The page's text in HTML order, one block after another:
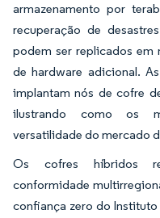
armazenamento por
recuperação de
podem ser replicados em
de hardware adicional.
implantam nós de cofre
ilustrando como os
versatilidade do mercado
Os cofres híbridos
conformidade
confiança zero do